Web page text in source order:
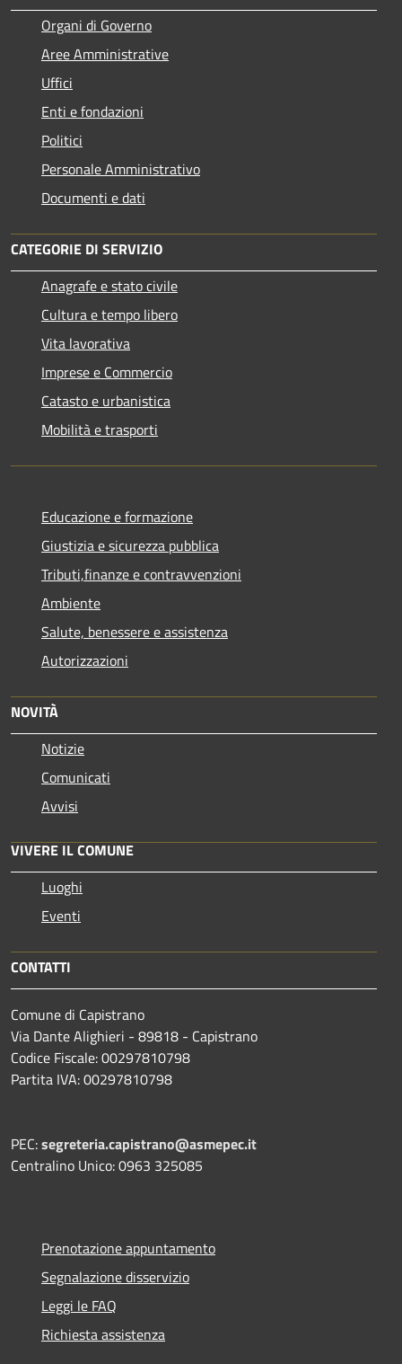
Organi di Governo
Aree Amministrative
Uffici
Enti e fondazioni
Politici
Personale Amministrativo
Documenti e dati
CATEGORIE DI SERVIZIO
Anagrafe e stato civile
Cultura e tempo libero
Vita lavorativa
Imprese e Commercio
Catasto e urbanistica
Mobilità e trasporti
Educazione e formazione
Giustizia e sicurezza pubblica
Tributi,finanze e contravvenzioni
Ambiente
Salute, benessere e assistenza
Autorizzazioni
NOVITÀ
Notizie
Comunicati
Avvisi
VIVERE IL COMUNE
Luoghi
Eventi
CONTATTI
Comune di Capistrano
Via Dante Alighieri - 89818 - Capistrano
Codice Fiscale: 00297810798
Partita IVA: 00297810798
PEC:segreteria.capistrano@asmepec.it
Centralino Unico: 0963 325085
Prenotazione appuntamento
Segnalazione disservizio
Leggi le FAQ
Richiesta assistenza